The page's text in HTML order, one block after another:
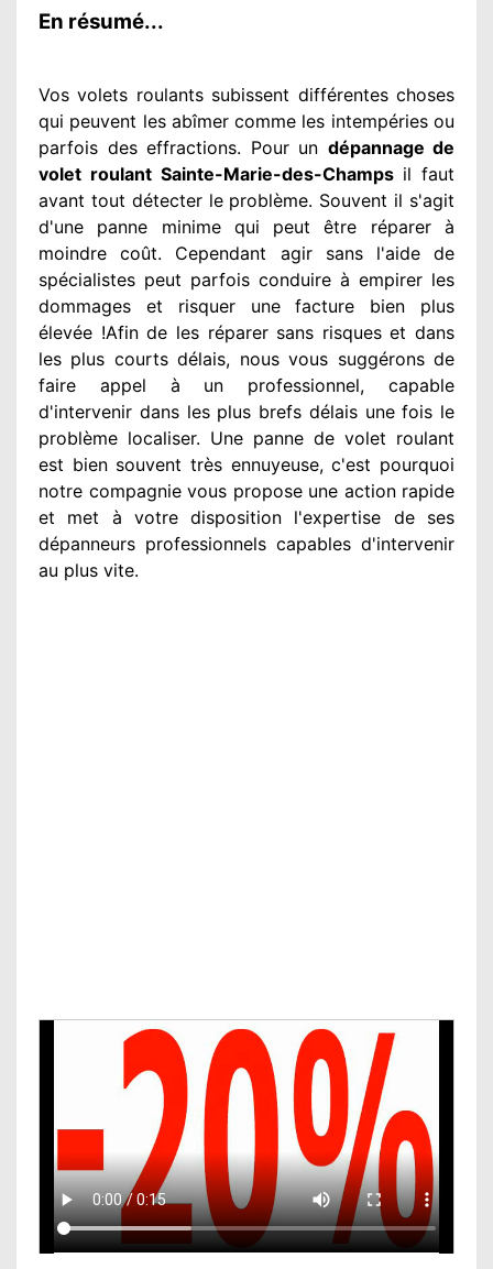
En résumé...
Vos volets roulants subissent différenteschoses
qui peuvent les abîmercomme les intempéries ou
parfois des effractions. Pour un dépannage de
volet roulant Sainte-Marie-des-Champsil faut
avant tout détecterle problème. Souvent il s'agit
d'une panne minime qui peut être réparerà
moindre coût. Cependant agirsans l'aide de
spécialistes peut parfois conduire à empirer les
dommages et risquer une facture bien plus
élevée !Afin de les réparersans risques et dans
les plus courtsdélais, nous vous suggéronsde
faire appel à un professionnel, capable
d'intervenir dans les plus brefs délais une fois le
problème localiser. Une panne de volet roulant
est bien souvent très ennuyeuse, c'est pourquoi
notre compagnievous propose une actionrapide
et met à votre disposition l'expertise de ses
dépanneurs professionnels capables d'intervenir
au plus vite.